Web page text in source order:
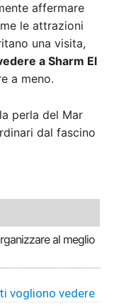
affermare
le attrazioni
una visita,
a Sharm El
a meno.
perla del Mar
dal fascino
al meglio
vogliono vedere